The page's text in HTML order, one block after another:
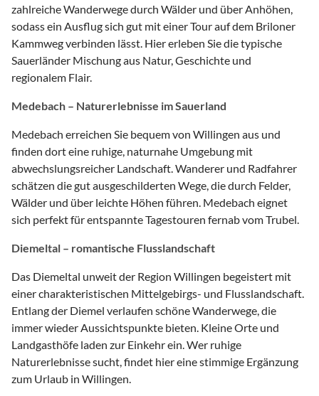
zahlreiche Wanderwege durch Wälder und über Anhöhen,
sodass ein Ausflug sich gut mit einer Tour auf dem Briloner
Kammweg verbinden lässt. Hier erleben Sie die typische
Sauerländer Mischung aus Natur, Geschichte und
regionalem Flair.
Medebach – Naturerlebnisse im Sauerland
Medebach erreichen Sie bequem von Willingen aus und
finden dort eine ruhige, naturnahe Umgebung mit
abwechslungsreicher Landschaft. Wanderer und Radfahrer
schätzen die gut ausgeschilderten Wege, die durch Felder,
Wälder und über leichte Höhen führen. Medebach eignet
sich perfekt für entspannte Tagestouren fernab vom Trubel.
Diemeltal – romantische Flusslandschaft
Das Diemeltal unweit der Region Willingen begeistert mit
einer charakteristischen Mittelgebirgs- und Flusslandschaft.
Entlang der Diemel verlaufen schöne Wanderwege, die
immer wieder Aussichtspunkte bieten. Kleine Orte und
Landgasthöfe laden zur Einkehr ein. Wer ruhige
Naturerlebnisse sucht, findet hier eine stimmige Ergänzung
zum Urlaub in Willingen.